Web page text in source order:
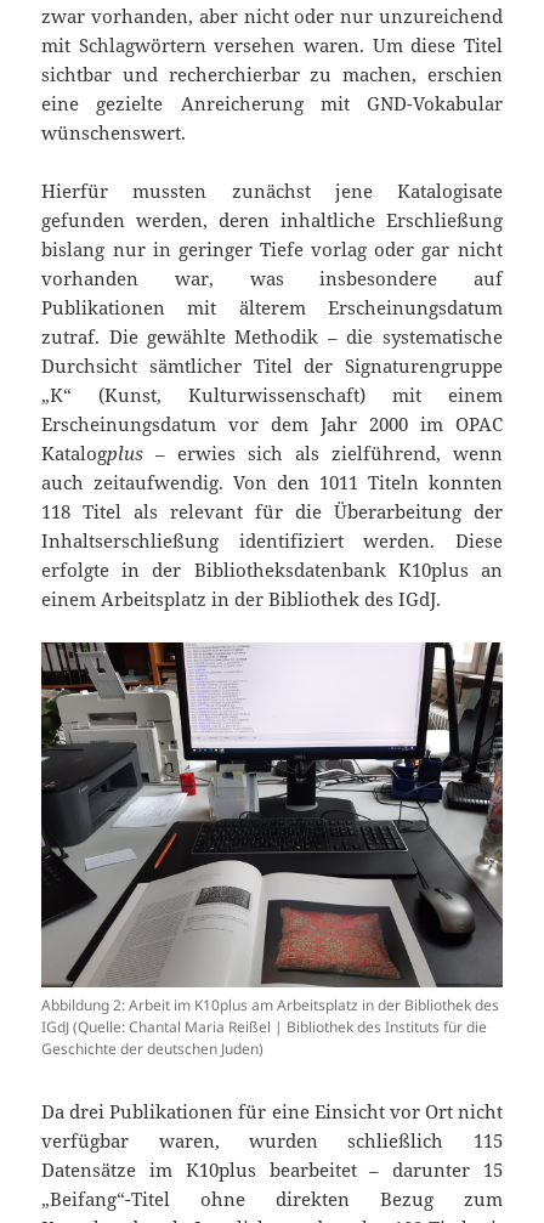
zwar vorhanden, aber nicht oder nur unzureichend
mit Schlagwörtern versehen waren. Um diese Titel
sichtbar und recherchierbar zu machen, erschien
eine gezielte Anreicherung mit GND-Vokabular
wünschenswert.
Hierfür mussten zunächst jene Katalogisate
gefunden werden, deren inhaltliche Erschließung
bislang nur in geringer Tiefe vorlag oder gar nicht
vorhanden war, was insbesondere auf
Publikationen mit älterem Erscheinungsdatum
zutraf. Die gewählte Methodik – die systematische
Durchsicht sämtlicher Titel der Signaturengruppe
„K“ (Kunst, Kulturwissenschaft) mit einem
Erscheinungsdatum vor dem Jahr 2000 im OPAC
Katalogplus – erwies sich als zielführend, wenn
auch zeitaufwendig. Von den 1011 Titeln konnten
118 Titel als relevant für die Überarbeitung der
Inhaltserschließung identifiziert werden. Diese
erfolgte in der Bibliotheksdatenbank K10plus an
einem Arbeitsplatz in der Bibliothek des IGdJ.
Abbildung 2: Arbeit im K10plus am Arbeitsplatz in der Bibliothek des
IGdJ (Quelle: Chantal Maria Reißel | Bibliothek des Instituts für die
Geschichte der deutschen Juden)
Da drei Publikationen für eine Einsicht vor Ort nicht
verfügbar waren, wurden schließlich 115
Datensätze im K10plus bearbeitet – darunter 15
„Beifang“-Titel ohne direkten Bezug zum